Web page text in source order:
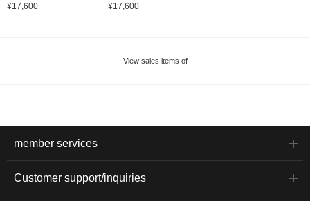
¥17,600 ¥17,600
View sales items of
member services
Customer support/inquiries